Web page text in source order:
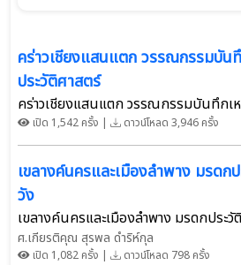
คร่าวเชียงแสนแตก วรรณกรรมบัน
ประวัติศาสตร์
คร่าวเชียงแสนแตก วรรณกรรมบันทึกเ
เปิด 1,542 ครั้ง | ดาวน์โหลด 3,946 ครั้ง
เขลางค์นครและเมืองลำพาง มรด
วัง
เขลางค์นครและเมืองลำพาง มรดกประ
ศ.เกียรติคุณ สุรพล ดำริห์กุล
เปิด 1,082 ครั้ง | ดาวน์โหลด 798 ครั้ง